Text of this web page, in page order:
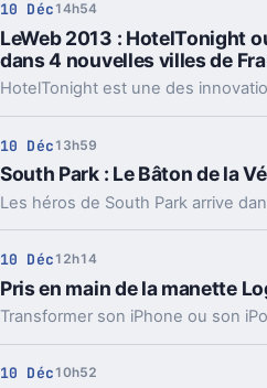
10 Déc 14h54
LeWeb 2013 : HotelTonight
dans 4 nouvelles villes de
10 Déc 13h59
South Park : Le Bâton de la
10 Déc 12h14
Pris en main de la manette
10 Déc 10h52